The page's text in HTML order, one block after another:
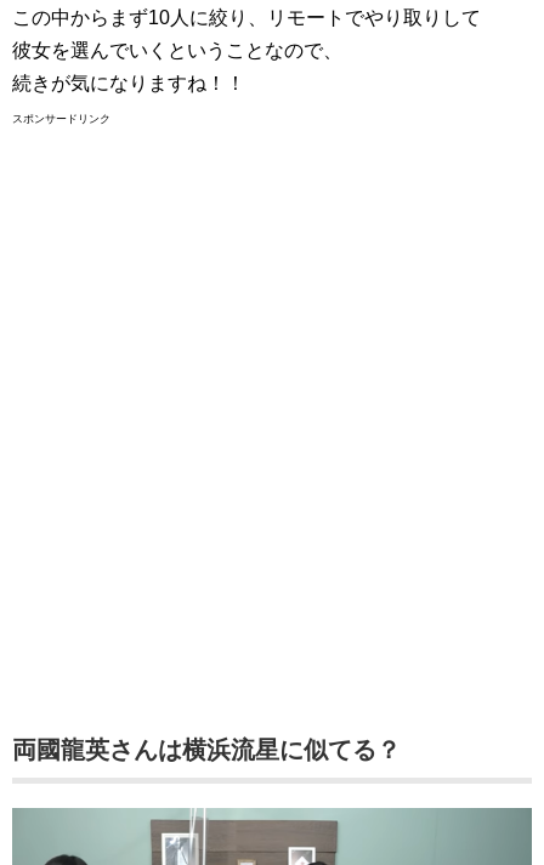
この中からまず10人に絞り、リモートでやり取りして
彼女を選んでいくということなので、
続きが気になりますね！！
スポンサードリンク
両國龍英さんは横浜流星に似てる？